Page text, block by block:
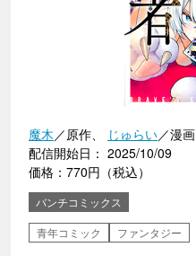
魔木／原作、 じゅらい／漫画
配信開始日： 2025/10/09
価格：770円（税込）
バンチコミックス
青年コミック
ファンタジー